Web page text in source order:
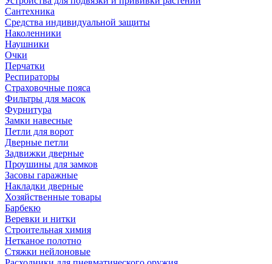
Сантехника
Средства индивидуальной защиты
Наколенники
Наушники
Очки
Перчатки
Респираторы
Страховочные пояса
Фильтры для масок
Фурнитура
Замки навесные
Петли для ворот
Дверные петли
Задвижки дверные
Проушины для замков
Засовы гаражные
Накладки дверные
Хозяйственные товары
Барбекю
Веревки и нитки
Строительная химия
Нетканое полотно
Стяжки нейлоновые